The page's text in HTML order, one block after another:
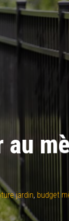
au
jardin, budget